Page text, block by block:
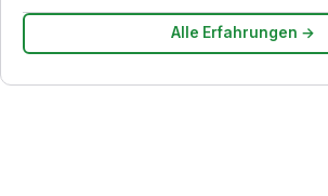
Alle Erfahrungen →